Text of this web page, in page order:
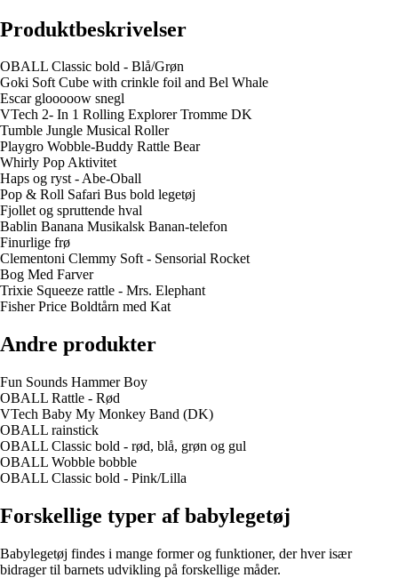
Produktbeskrivelser
OBALL Classic bold - Blå/Grøn
Goki Soft Cube with crinkle foil and Bel Whale
Escar glooooow snegl
VTech 2- In 1 Rolling Explorer Tromme DK
Tumble Jungle Musical Roller
Playgro Wobble-Buddy Rattle Bear
Whirly Pop Aktivitet
Haps og ryst - Abe-Oball
Pop & Roll Safari Bus bold legetøj
Fjollet og spruttende hval
Bablin Banana Musikalsk Banan-telefon
Finurlige frø
Clementoni Clemmy Soft - Sensorial Rocket
Bog Med Farver
Trixie Squeeze rattle - Mrs. Elephant
Fisher Price Boldtårn med Kat
Andre produkter
Fun Sounds Hammer Boy
OBALL Rattle - Rød
VTech Baby My Monkey Band (DK)
OBALL rainstick
OBALL Classic bold - rød, blå, grøn og gul
OBALL Wobble bobble
OBALL Classic bold - Pink/Lilla
Forskellige typer af babylegetøj
Babylegetøj findes i mange former og funktioner, der hver især
bidrager til barnets udvikling på forskellige måder.